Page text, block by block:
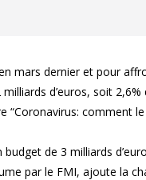
mars dernier et pour
d’euros, soit
“Coronavirus: comment
de 3 milliards
par le FMI, ajoute la